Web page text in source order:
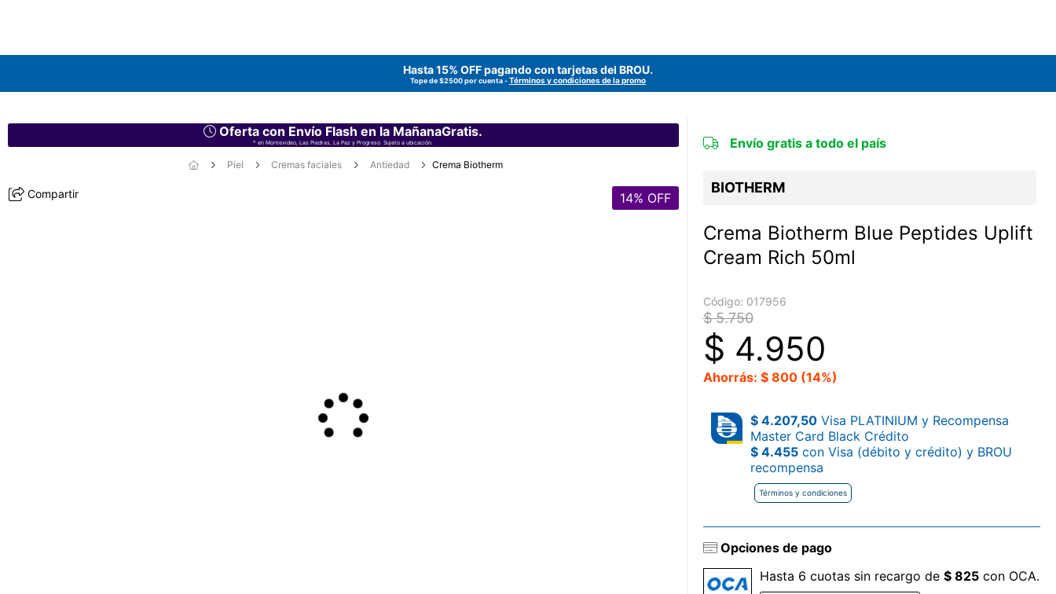
Hasta 15% OFF pagando con tarjetas del BROU.
Tope de $2500 por cuenta -Términos y condiciones de la promo
Oferta con Envío Flash en la MañanaGratis.
* en Montevideo, Las Piedras, La Paz y Progreso. Sujeto a ubicación.
Piel Cremas faciales Antiedad Crema Biotherm
Compartir 14% OFF
Envío gratis a todo el país
BIOTHERM
Crema Biotherm Blue Peptides Uplift
Cream Rich 50ml
Código: 017956
$ 5.750
$ 4.950
Ahorrás: $ 800 (14%)
$ 4.207,50Visa PLATINIUM y Recompensa
Master Card Black Crédito
$ 4.455con Visa (débito y crédito) y BROU
recompensa
Términos y condiciones
Opciones de pago
Hasta 6 cuotas sin recargo de $ 825con OCA.